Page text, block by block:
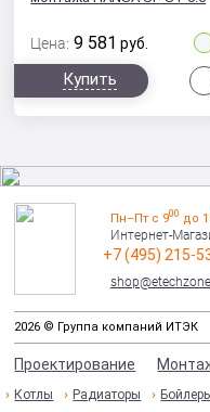
Цена: 9 581 руб.
Купить
Пн–Пт с 900 до
Интернет-
+7 (495) 215-
2026 © Группа компаний ИТЭК
Проектирование
Котлы Радиаторы